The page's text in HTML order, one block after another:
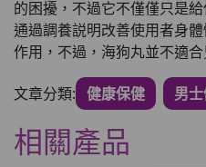
的困擾，不過它不僅僅只是
通過調養説明改善使用者身
作用，不過，海狗丸並不適
文章分類: 健康保健 男
相關產品